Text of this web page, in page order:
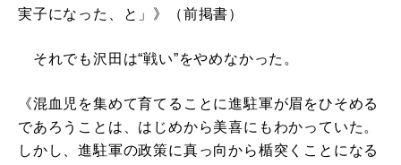
実子になった、と」》（前掲書）
それでも沢田は“戦い”をやめなかった。
《混血児を集めて育てることに進駐軍が眉をひそめる
であろうことは、はじめから美喜にもわかっていた。
しかし、進駐軍の政策に真っ向から楯突くことになる